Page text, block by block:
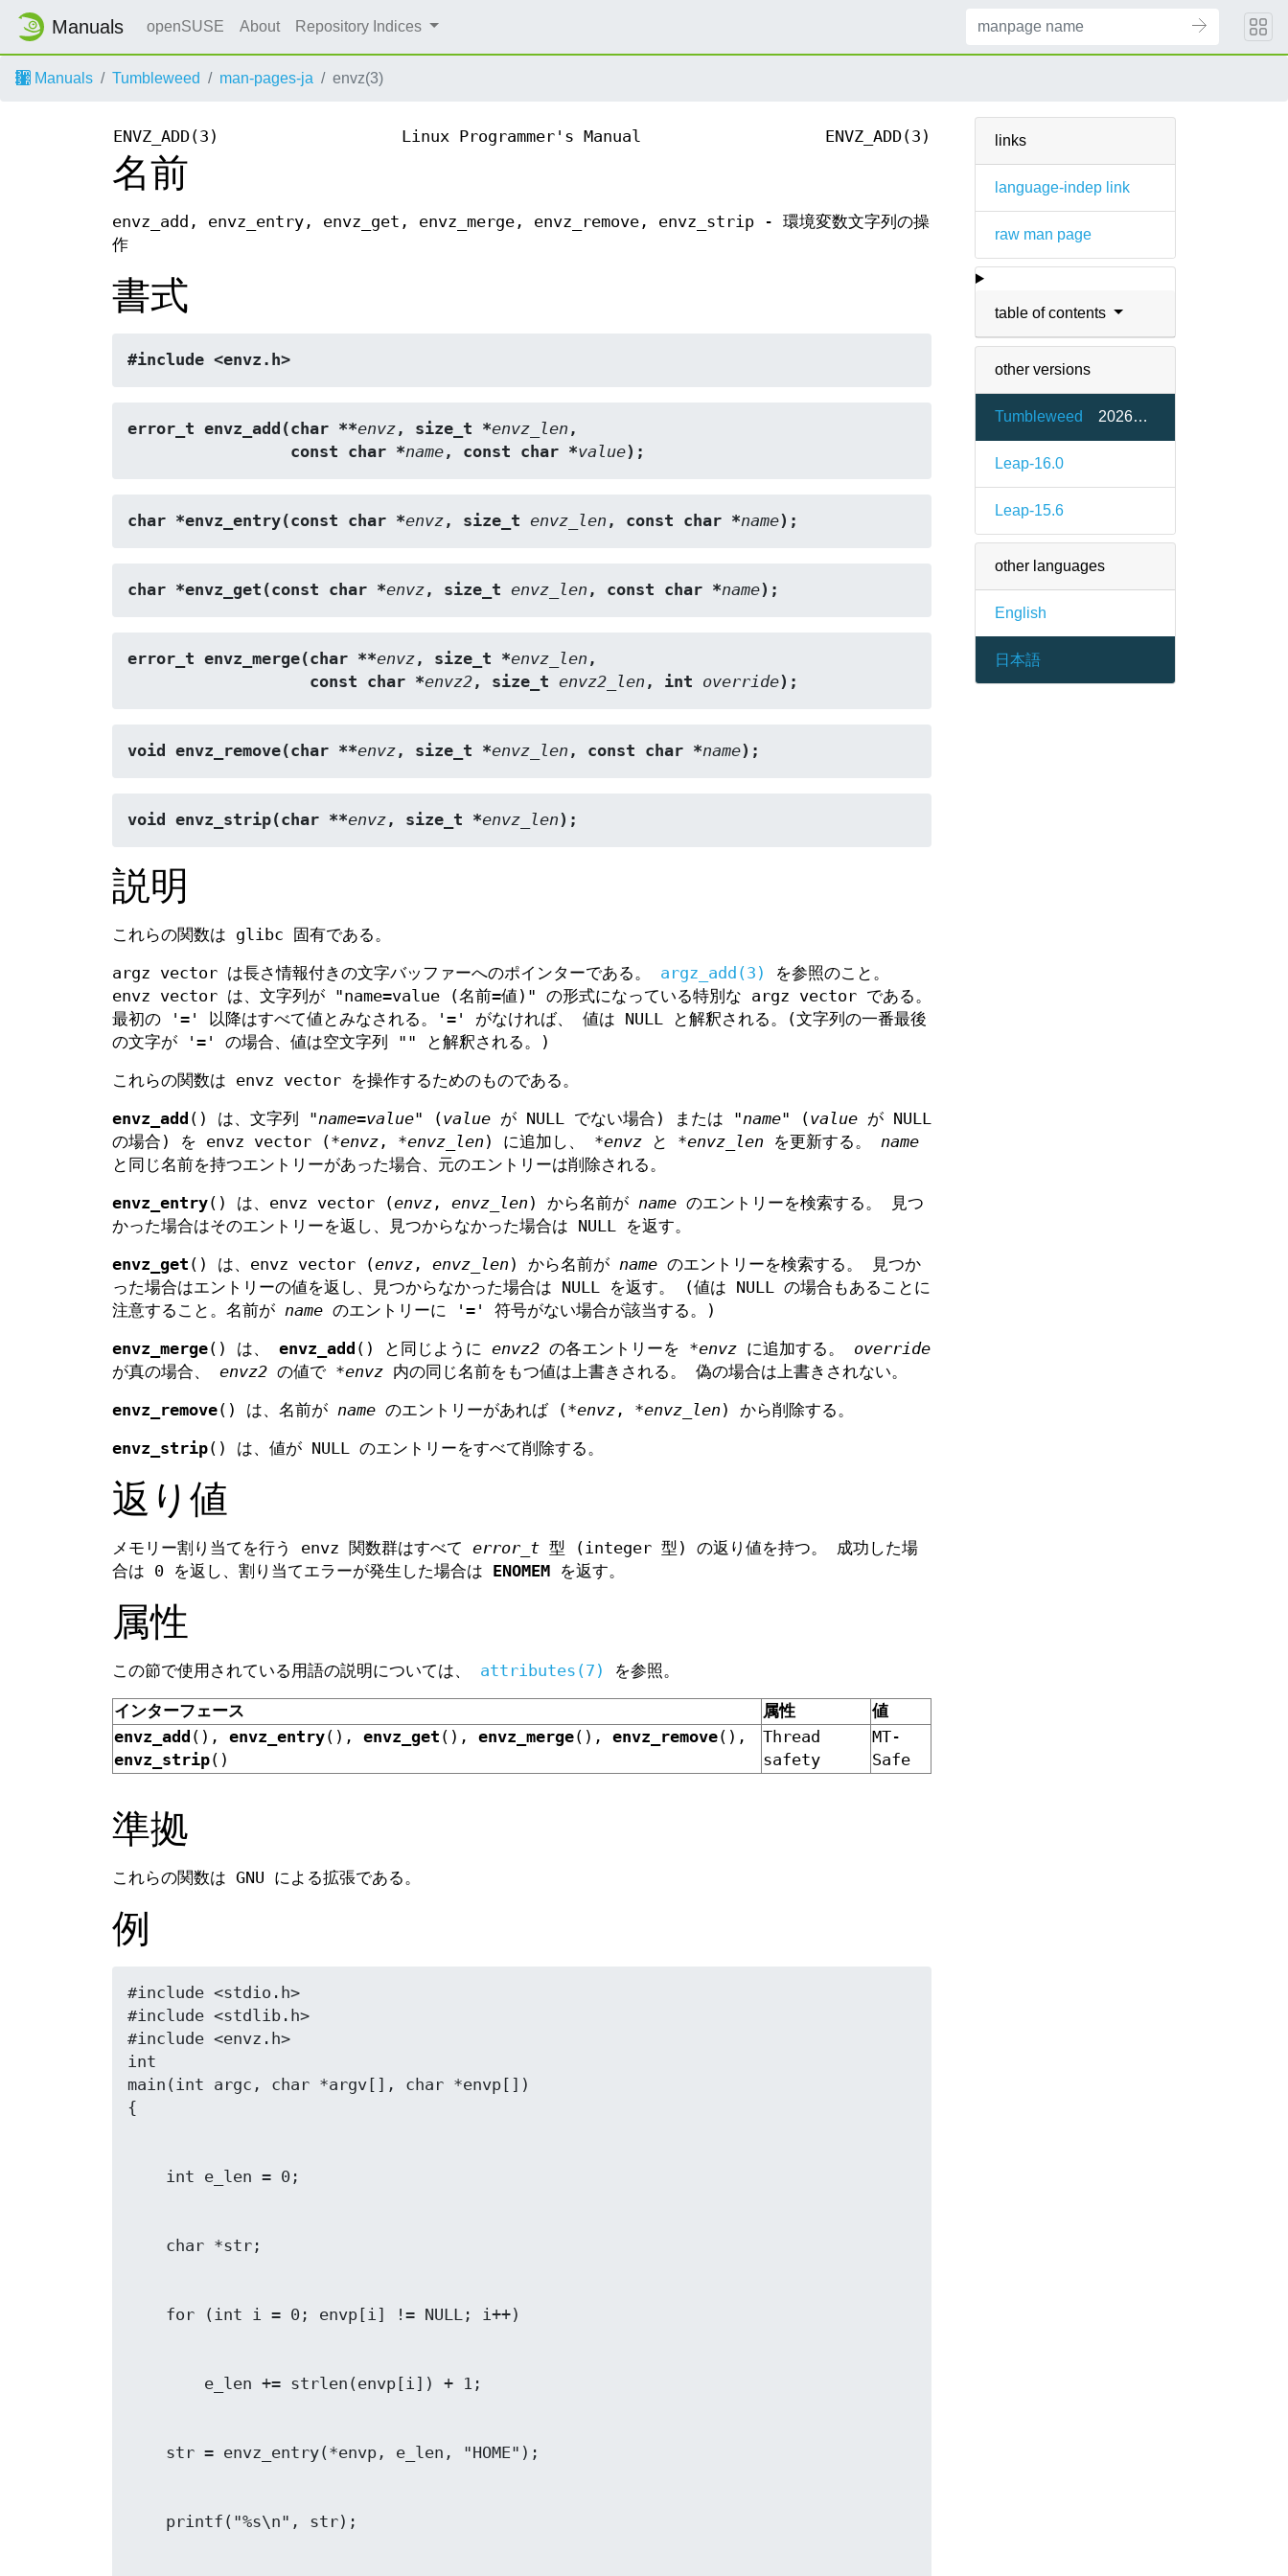
Manuals openSUSE About Repository Indices
Manuals Tumbleweed man-pages-ja envz(3)
links
language-indep link
raw man page
table of contents
other versions
Tumbleweed 20260515-2.1
Leap-16.0
Leap-15.6
other languages
English
日本語
ENVZ_ADD(3) Linux Programmer's Manual ENVZ_ADD(3)
名前
envz_add, envz_entry, envz_get, envz_merge, envz_remove, envz_strip - 環境変数文字列の操
作
書式
#include <envz.h>
error_t envz_add(char **envz, size_t *envz_len ,
                 const char *
name, const char *value);
char *envz_entry(const char *envz, size_t envz_len , const char *name);
char *envz_get(const char *envz, size_t envz_len , const char *name);
error_t envz_merge(char **envz, size_t *envz_len ,
                   const char *
envz2, size_t envz2_len , int override);
void envz_remove(char **envz, size_t *envz_len , const char *name);
void envz_strip(char **envz, size_t *envz_len );
説明
これらの関数は glibc 固有である。
argz vector は長さ情報付きの文字バッファーへのポインターである。 argz_add(3)
を参照のこと。
envz vector は、文字列が "name=value (名前=値)" の形式になっている特別な argz vector である。
最初の '=' 以降はすべて値とみなされる。'=' がなければ、 値は NULL と解釈される。(文字列の一番最後
の文字が '=' の場合、値は空文字列 "" と解釈される。)
これらの関数は envz vector を操作するためのものである。
envz_add () は、文字列 "name=value" ( value が NULL でない場合) または "name" ( value が NULL
の場合) を envz vector ( *envz , *envz_len ) に追加し、 *envz と *envz_len を更新する。 name
と同じ名前を持つエントリーがあった場合、元のエントリーは削除される。
envz_entry() は、envz vector (envz , envz_len ) から名前が name のエントリーを検索する。 見つ
かった場合はそのエントリーを返し、見つからなかった場合は NULL を返す。
envz_get () は、envz vector (envz , envz_len ) から名前が name のエントリーを検索する。 見つか
った場合はエントリーの値を返し、見つからなかった場合は NULL を返す。 (値は NULL の場合もあることに
注意すること。名前が name のエントリーに '=' 符号がない場合が該当する。)
envz_merge() は、 envz_add () と同じように envz2 の各エントリーを *envz に追加する。 override
が真の場合、 envz2 の値で *envz 内の同じ名前をもつ値は上書きされる。 偽の場合は上書きされない。
envz_remove() は、名前が name のエントリーがあれば ( *envz , *envz_len ) から削除する。
envz_strip() は、値が NULL のエントリーをすべて削除する。
返り値
メモリー割り当てを行う envz 関数群はすべて error_t 型 (integer 型) の返り値を持つ。 成功した場
合は 0 を返し、割り当てエラーが発生した場合は
ENOMEM を返す。
属性
この節で使用されている用語の説明については、 attributes(7) を参照。
インターフェース 属性
値
envz_add (), envz_entry(), envz_get (), envz_merge(), envz_remove(),
envz_strip()
Thread
safety
MT-
Safe
準拠
これらの関数は GNU による拡張である。
例
#include <stdio.h>
#include <stdlib.h>
#include <envz.h>
int
main(int argc, char *argv[], char *envp[])